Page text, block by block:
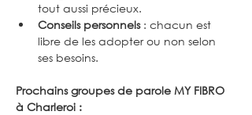
tout aussi précieux.
Conseils personnels : chacun est
libre de les adopter ou non selon
ses besoins.
Prochains groupes de parole MY FIBRO
à Charleroi :